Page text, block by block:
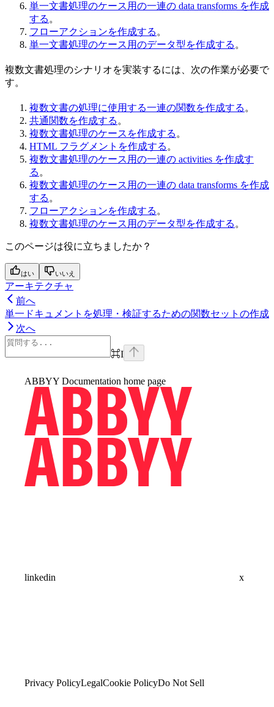
単一文書処理のケース用の一連の data transforms を作成
する 。
フローアクションを作成する 。
単一文書処理のケース用のデータ型を作成する 。
複数文書処理のシナリオを実装するには、次の作業が必要で
す。
複数文書の処理に使用する一連の関数を作成する 。
共通関数を作成する 。
複数文書処理のケースを作成する 。
HTML フラグメントを作成する 。
複数文書処理のケース用の一連の activities を作成す
る 。
複数文書処理のケース用の一連の data transforms を作成
する 。
フローアクションを作成する 。
複数文書処理のケース用のデータ型を作成する 。
このページは役に立ちましたか？
はい いいえ
アーキテクチャ
前へ
単一ドキュメントを処理・検証するための関数セットの作成
次へ
⌘I
ABBYY Documentation home page
linkedin x
Privacy PolicyLegalCookie PolicyDo Not Sell